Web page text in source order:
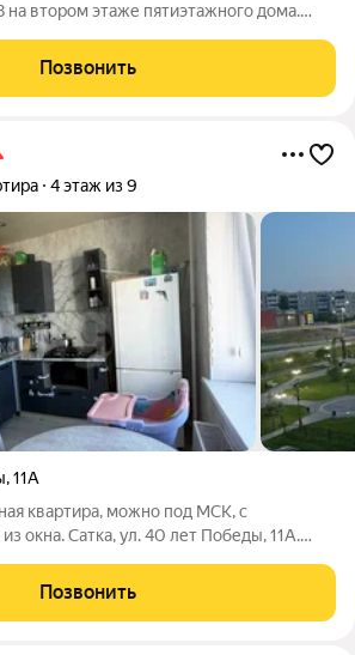
на втором этаже пятиэтажного дома.
смежные.Квартира продается частично
Позвонить
4 этаж из 9
,11А
квартира, можно под МСК, с
окна. Сатка, ул. 40 лет Победы, 11А.
площадь квартиры составляет 57,2
Позвонить